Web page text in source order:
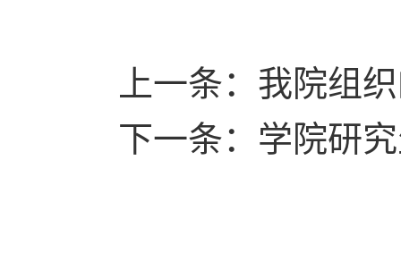
上一条：我院组
下一条：学院研